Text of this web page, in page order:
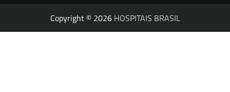
Copyright © 2026 HOSPITAIS BRASIL